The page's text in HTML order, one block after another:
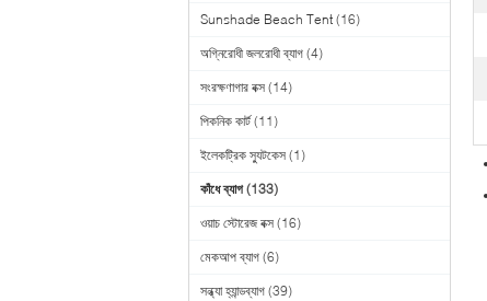
Sunshade Beach Tent (16)
অগ্নিরোধী জলরোধী ব্যাগ (4)
সংরক্ষণাগার বক্স (14)
পিকনিক কার্ট (11)
ইলেকট্রিক স্যুটকেস (1)
কাঁধে ব্যাগ (133)
ওয়াচ স্টোরেজ বক্স (16)
মেকআপ ব্যাগ (6)
সন্ধ্যা হ্যান্ডব্যাগ (39)